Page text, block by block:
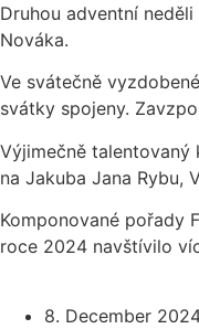
Druhou adventní
Nováka.
Ve svátečně
svátky spojeny.
Výjimečně talentovaný
na Jakuba Jana Rybu,
Komponované pořady
roce 2024 navštívilo
8. December